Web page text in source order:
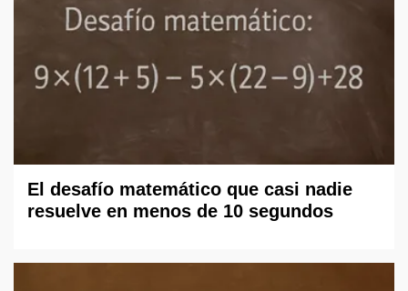
El desafío matemático que casi nadie
resuelve en menos de 10 segundos